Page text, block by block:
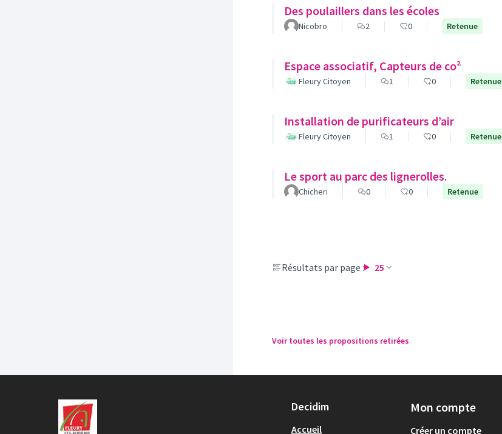
Des poulaillers dans les écoles
Nicobro 2 0 Retenue
Espace associatif, Capteurs de co²
Fleury Citoyen 1 0 Retenue
Installation de purificateurs d’air
Fleury Citoyen 1 0 Retenue
Le sport au parc des lignerolles.
Chicheri 0 0 Retenue
Résultats par page : 25
Voir toutes les propositions retirées
Decidim
Accueil
Mon compte
Créer un compte